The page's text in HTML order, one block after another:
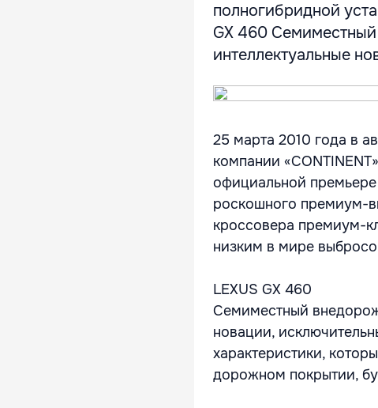
полногибридной
GX 460
интеллектуальные
25 марта 2010 года в
компании
официальной
роскошного премиум-
кроссовера премиум-
низким в мире
LEXUS GX 460
Семиместный
новации,
характеристики,
дорожном покрытии,